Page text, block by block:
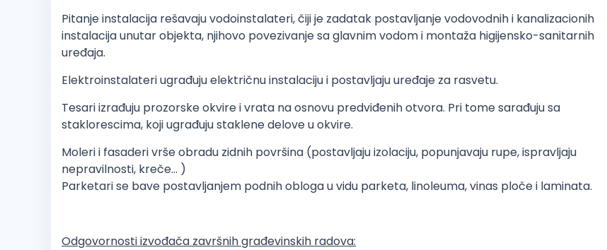
Pitanje instalacija rešavaju vodoinstalateri, čiji je zadatak postavljanje vodovodnih i kanalizacionih
instalacija unutar objekta, njihovo povezivanje sa glavnim vodom i montaža higijensko-sanitarnih
uređaja.
Elektroinstalateri ugrađuju električnu instalaciju i postavljaju uređaje za rasvetu.
Tesari izrađuju prozorske okvire i vrata na osnovu predviđenih otvora. Pri tome sarađuju sa
staklorescima, koji ugrađuju staklene delove u okvire.
Moleri i fasaderi vrše obradu zidnih površina (postavljaju izolaciju, popunjavaju rupe, ispravljaju
nepravilnosti, kreče... )
Parketari se bave postavljanjem podnih obloga u vidu parketa, linoleuma, vinas ploče i laminata.
Odgovornosti izvođača završnih građevinskih radova: